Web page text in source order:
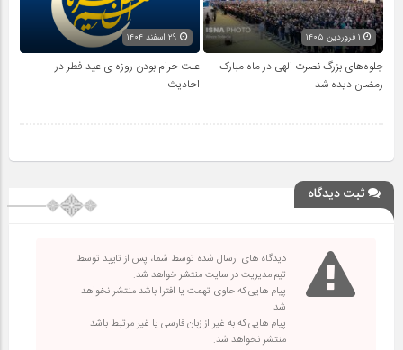
جلوه‌های بزرگ نصرت الهی در ماه مبارک
رمضان دیده شد
علت حرام بودن روزه ی عید فطر در
احادیث
ثبت دیدگاه
دیدگاه های ارسال شده توسط شما، پس از تایید توسط
تیم مدیریت در سایت منتشر خواهد شد.
پیام هایی که حاوی تهمت یا افترا باشد منتشر نخواهد
شد.
پیام هایی که به غیر از زبان فارسی یا غیر مرتبط باشد
منتشر نخواهد شد.